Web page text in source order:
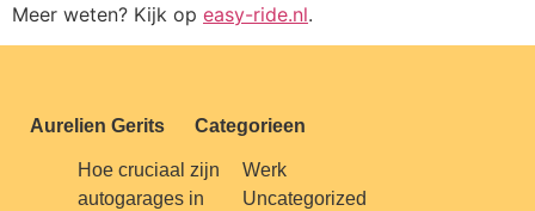
Meer weten? Kijk op easy-ride.nl.
Aurelien Gerits
Hoe cruciaal zijn
autogarages in
Categorieen
Werk
Uncategorized